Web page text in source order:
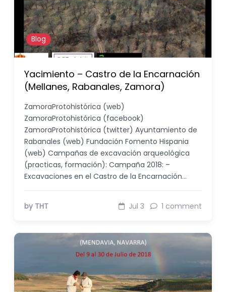
Blog
Yacimiento – Castro de la Encarnación
(Mellanes, Rabanales, Zamora)
ZamoraProtohistórica (web)
ZamoraProtohistórica (facebook)
ZamoraProtohistórica (twitter) Ayuntamiento de
Rabanales (web) Fundación Fomento Hispania
(web) Campañas de excavación arqueológica
(practicas, formación): Campaña 2018: –
Excavaciones en el Castro de la Encarnación…
by THT Jul 3 1 comment